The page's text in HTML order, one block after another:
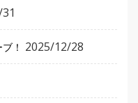
！ 2025/12/28